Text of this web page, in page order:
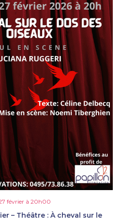
– Théâtre : À cheval sur le
février à 20h00